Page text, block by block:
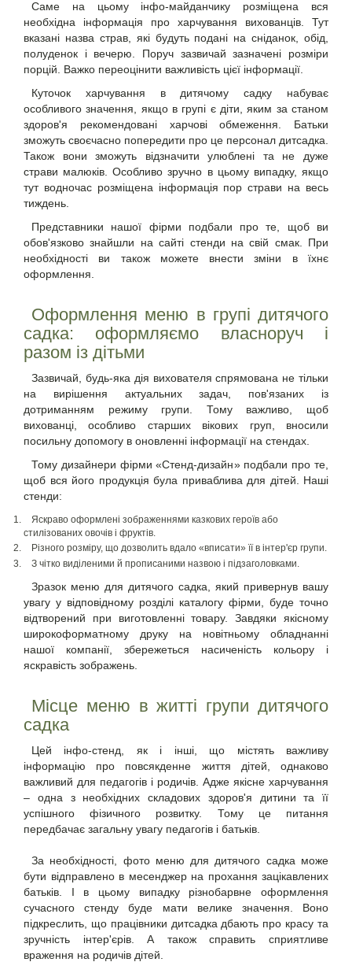
Саме на цьому інфо-майданчику розміщена вся
необхідна інформація про харчування вихованців. Тут
вказані назва страв, які будуть подані на сніданок, обід,
полуденок і вечерю. Поруч зазвичай зазначені розміри
порцій. Важко переоцінити важливість цієї інформації.
Куточок харчування в дитячому садку набуває
особливого значення, якщо в групі є діти, яким за станом
здоров'я рекомендовані харчові обмеження. Батьки
зможуть своєчасно попередити про це персонал дитсадка.
Також вони зможуть відзначити улюблені та не дуже
страви малюків. Особливо зручно в цьому випадку, якщо
тут водночас розміщена інформація пор страви на весь
тиждень.
Представники нашої фірми подбали про те, щоб ви
обов'язково знайшли на сайті стенди на свій смак. При
необхідності ви також можете внести зміни в їхнє
оформлення.
Оформлення меню в групі дитячого
садка: оформляємо власноруч і
разом із дітьми
Зазвичай, будь-яка дія вихователя спрямована не тільки
на вирішення актуальних задач, пов'язаних із
дотриманням режиму групи. Тому важливо, щоб
вихованці, особливо старших вікових груп, вносили
посильну допомогу в оновленні інформації на стендах.
Тому дизайнери фірми «Стенд-дизайн» подбали про те,
щоб вся його продукція була приваблива для дітей. Наші
стенди:
Яскраво оформлені зображеннями казкових героїв або
стилізованих овочів і фруктів.
Різного розміру, що дозволить вдало «вписати» її в інтер'єр групи.
З чітко виділеними й прописаними назвою і підзаголовками.
Зразок меню для дитячого садка, який привернув вашу
увагу у відповідному розділі каталогу фірми, буде точно
відтворений при виготовленні товару. Завдяки якісному
широкоформатному друку на новітньому обладнанні
нашої компанії, збережеться насиченість кольору і
яскравість зображень.
Місце меню в житті групи дитячого
садка
Цей інфо-стенд, як і інші, що містять важливу
інформацію про повсякденне життя дітей, однаково
важливий для педагогів і родичів. Адже якісне харчування
– одна з необхідних складових здоров'я дитини та її
успішного фізичного розвитку. Тому це питання
передбачає загальну увагу педагогів і батьків.
За необхідності, фото меню для дитячого садка може
бути відправлено в месенджер на прохання зацікавлених
батьків. І в цьому випадку різнобарвне оформлення
сучасного стенду буде мати велике значення. Воно
підкреслить, що працівники дитсадка дбають про красу та
зручність інтер'єрів. А також справить сприятливе
враження на родичів дітей.